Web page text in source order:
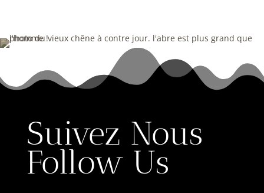
Suivez Nous
Follow Us